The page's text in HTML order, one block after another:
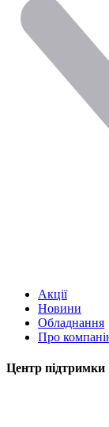
Акції
Новини
Обладнання
Про
Центр підтримки